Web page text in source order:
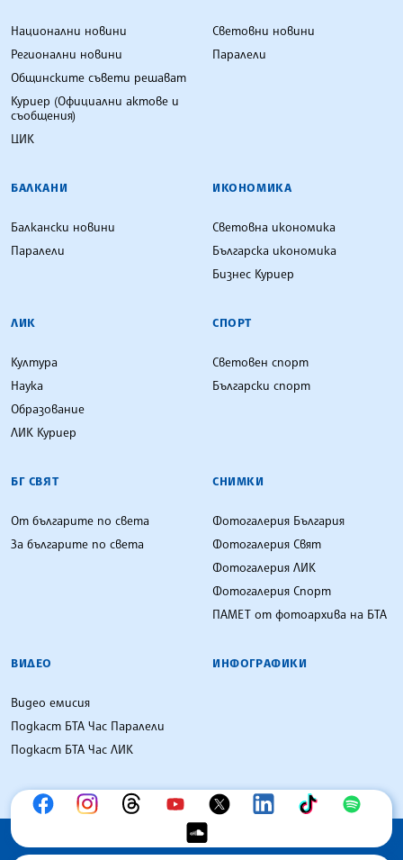
Национални новини
Регионални новини
Общинските съвети решават
Куриер (Официални актове и
съобщения)
ЦИК
Световни новини
Паралели
БАЛКАНИ
Балкански новини
Паралели
ИКОНОМИКА
Световна икономика
Българска икономика
Бизнес Куриер
ЛИК
Култура
Наука
Образование
ЛИК Куриер
СПОРТ
Световен спорт
Български спорт
БГ СВЯТ
От българите по света
За българите по света
СНИМКИ
Фотогалерия България
Фотогалерия Свят
Фотогалерия ЛИК
Фотогалерия Спорт
ПАМЕТ от фотоархива на БТА
ВИДЕО
Видео емисия
Подкаст БТА Час Паралели
Подкаст БТА Час ЛИК
ИНФОГРАФИКИ